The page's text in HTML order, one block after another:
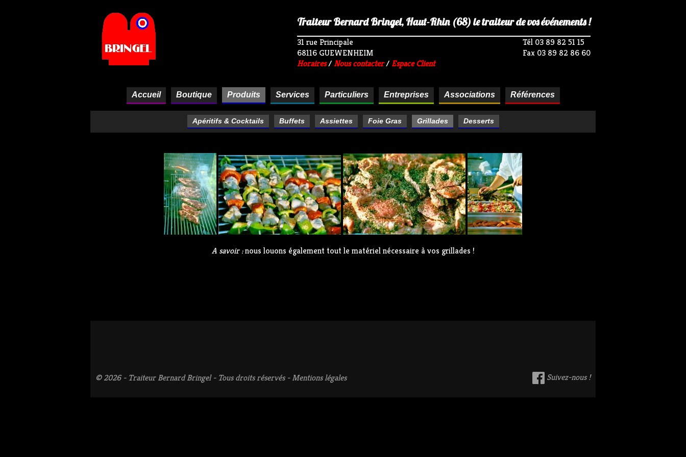
Traiteur Bernard Bringel, Haut-Rhin (68) le traiteur de vos événements !
Tél 03 89 82 51 15
Fax 03 89 82 86 60
31 rue Principale
68116 GUEWENHEIM
Horaires/ Nous contacter/ Espace Client
Accueil Boutique Produits Services Particuliers Entreprises Associations Références
Apéritifs & Cocktails Buffets Assiettes Foie Gras Grillades Desserts
A savoir :nous louons également tout le matériel nécessaire à vos grillades !
© 2026 - Traiteur Bernard Bringel - Tous droits réservés -Mentions légales Suivez-nous !